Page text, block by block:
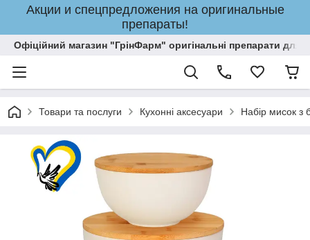
Акции и спецпредложения на оригинальные
препараты!
Офіційний магазин "ГрінФарм" оригінальні препарати для
Товари та послуги Кухонні аксесуари Набір мисок з